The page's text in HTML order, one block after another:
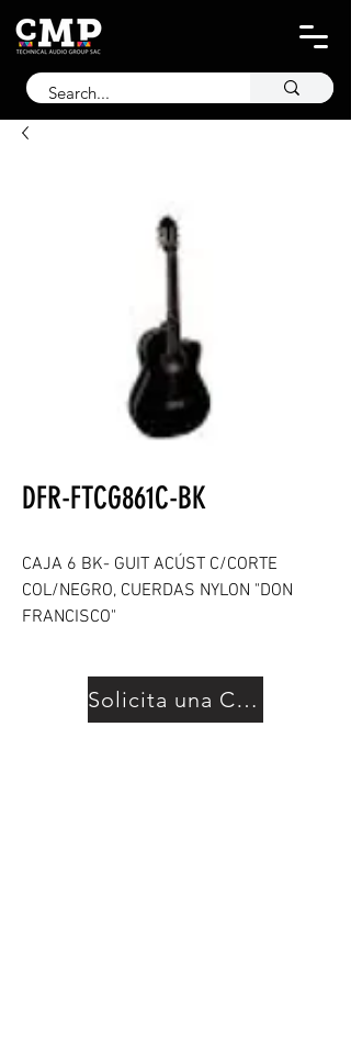
DFR-FTCG861C-BK
CAJA 6 BK- GUIT ACÚST C/CORTE
COL/NEGRO, CUERDAS NYLON "DON
FRANCISCO"
Solicita una Cotización